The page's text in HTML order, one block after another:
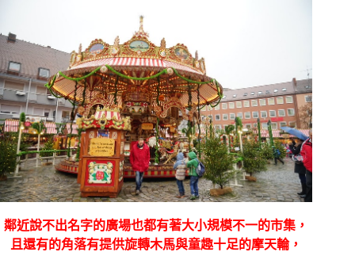
鄰近說不出名字的廣場也都有著大小規模不一的市集，
且還有的角落有提供旋轉木馬與童趣十足的摩天輪，